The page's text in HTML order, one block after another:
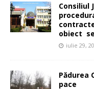
Consiliul
obiect
iulie 29,
Pădurea
pace